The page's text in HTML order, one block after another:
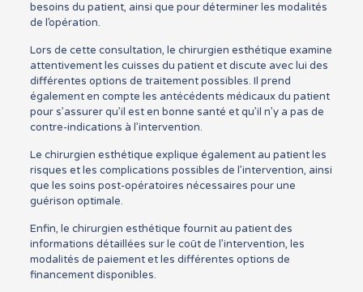
besoins du patient, ainsi que pour déterminer les modalités
de l’opération.
Lors de cette consultation, le chirurgien esthétique examine
attentivement les cuisses du patient et discute avec lui des
différentes options de traitement possibles. Il prend
également en compte les antécédents médicaux du patient
pour s’assurer qu’il est en bonne santé et qu’il n’y a pas de
contre-indications à l’intervention.
Le chirurgien esthétique explique également au patient les
risques et les complications possibles de l’intervention, ainsi
que les soins post-opératoires nécessaires pour une
guérison optimale.
Enfin, le chirurgien esthétique fournit au patient des
informations détaillées sur le coût de l’intervention, les
modalités de paiement et les différentes options de
financement disponibles.